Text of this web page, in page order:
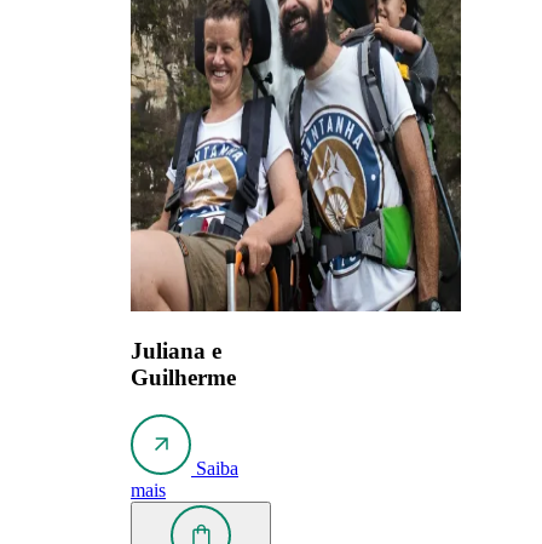
Juliana e
Guilherme
Saiba
mais